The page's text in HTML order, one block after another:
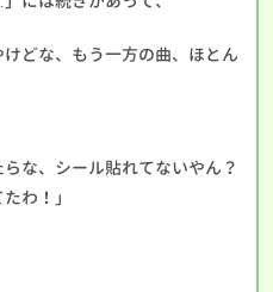
どな、もう一方の曲、ほとん
な、シール貼れてないやん？
わ！」